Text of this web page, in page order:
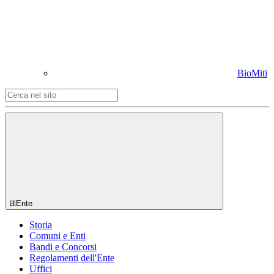
BioMiti
Ente
Storia
Comuni e Enti
Bandi e Concorsi
Regolamenti dell'Ente
Uffici